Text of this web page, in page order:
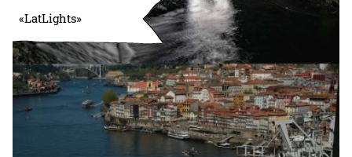
«LatLights»